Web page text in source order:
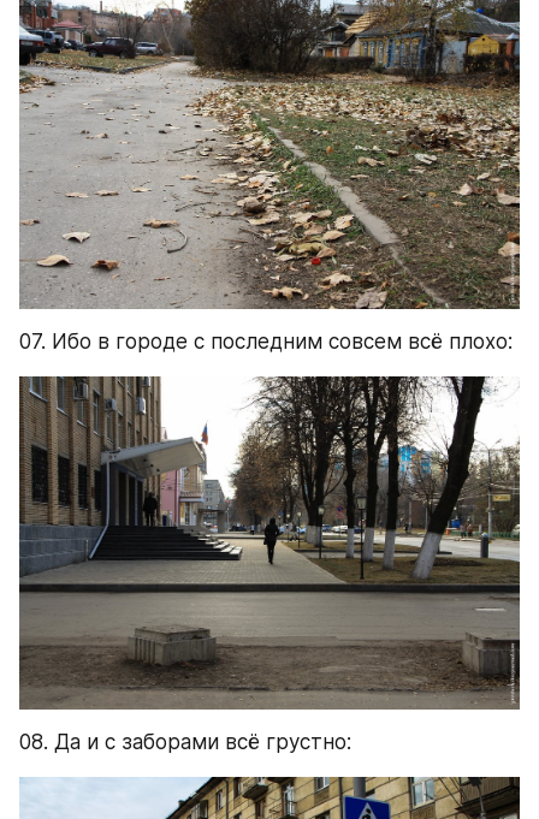
07. Ибо в городе с последним совсем всё плохо:
08. Да и с заборами всё грустно: